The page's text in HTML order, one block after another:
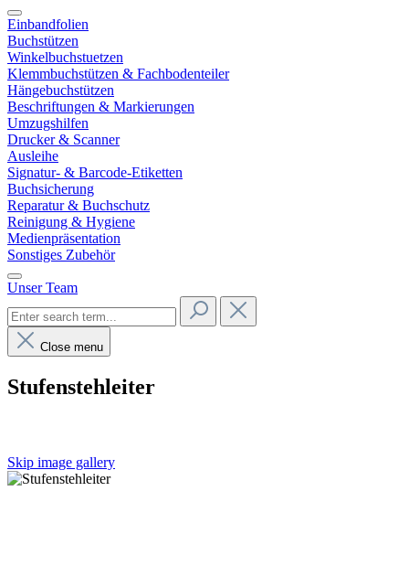
Einbandfolien
Buchstützen
Winkelbuchstuetzen
Klemmbuchstützen & Fachbodenteiler
Hängebuchstützen
Beschriftungen & Markierungen
Umzugshilfen
Drucker & Scanner
Ausleihe
Signatur- & Barcode-Etiketten
Buchsicherung
Reparatur & Buchschutz
Reinigung & Hygiene
Medienpräsentation
Sonstiges Zubehör
Unser Team
Close menu
Stufenstehleiter
Skip image gallery